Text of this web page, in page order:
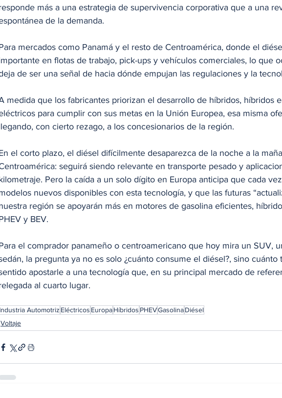
más a una estrategia de supervivencia corporativa que a una
de la demanda.
mercados como Panamá y el resto de Centroamérica, donde el
en flotas de trabajo, pick-ups y vehículos comerciales, lo que
de ser una señal de hacia dónde empujan las regulaciones y la
medida que los fabricantes priorizan el desarrollo de híbridos, híbridos
para cumplir con sus metas en la Unión Europea, esa misma
con cierto rezago, a los concesionarios de la región.
el corto plazo, el diésel difícilmente desaparezca de la noche a la
seguirá siendo relevante en transporte pesado y
Pero la caída a un solo dígito en Europa anticipa que cada
nuevos disponibles con esta tecnología, y que las futuras
región se apoyarán más en motores de gasolina eficientes,
y BEV.
el comprador panameño o centroamericano que hoy mira un SUV,
la pregunta ya no es solo ¿cuánto consume el diésel?, sino cuánto
apostarle a una tecnología que, en su principal mercado de
al cuarto lugar.
Industria Automotriz Eléctricos EuropaHíbridos PHEVGasolinaDiésel
Voltaje